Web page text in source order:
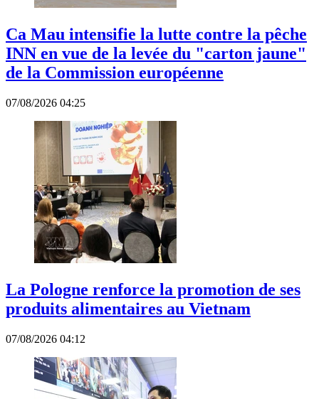
Ca Mau intensifie la lutte contre la pêche
INN en vue de la levée du "carton jaune"
de la Commission européenne
07/08/2026 04:25
La Pologne renforce la promotion de ses
produits alimentaires au Vietnam
07/08/2026 04:12